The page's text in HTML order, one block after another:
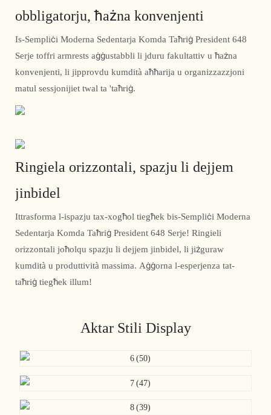
obbligatorju, ħażna konvenjenti
Is-Sempliċi Moderna Sedentarja Komda Taħriġ President 648
Serje toffri armrests aġġustabbli li jduru fakultattiv u ħażna
konvenjenti, li jipprovdu kumdità aħħarija u organizzazzjoni
matul sessjonijiet twal ta 'taħriġ.
Ringiela orizzontali, spazju li dejjem
jinbidel
Ittrasforma l-ispazju tax-xogħol tiegħek bis-Sempliċi Moderna
Sedentarja Komda Taħriġ President 648 Serje! Ringieli
orizzontali joħolqu spazju li dejjem jinbidel, li jiżguraw
kumdità u produttività massima. Aġġorna l-esperjenza tat-
taħriġ tiegħek illum!
Aktar Stili Display